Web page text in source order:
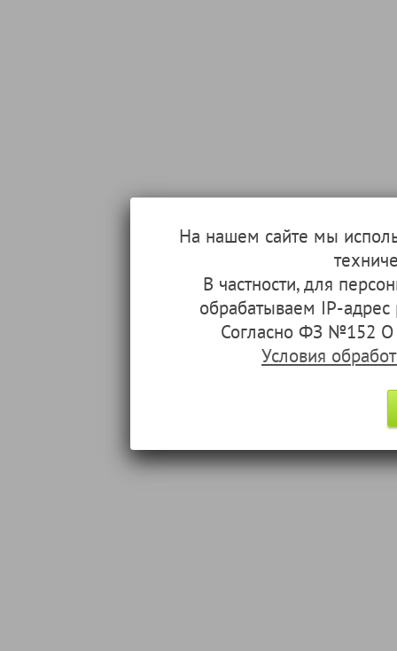
На нашем сайте мы
В частности, для
обрабатываем IP-
Согласно ФЗ №152 О
Условия